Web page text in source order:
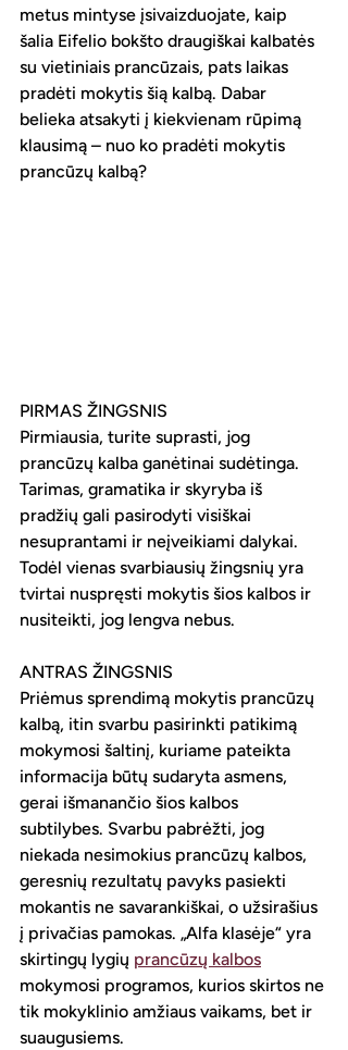
metus mintyse įsivaizduojate, kaip
šalia Eifelio bokšto draugiškai kalbatės
su vietiniais prancūzais, pats laikas
pradėti mokytis šią kalbą. Dabar
belieka atsakyti į kiekvienam rūpimą
klausimą – nuo ko pradėti mokytis
prancūzų kalbą?
PIRMAS ŽINGSNIS
Pirmiausia, turite suprasti, jog
prancūzų kalba ganėtinai sudėtinga.
Tarimas, gramatika ir skyryba iš
pradžių gali pasirodyti visiškai
nesuprantami ir neįveikiami dalykai.
Todėl vienas svarbiausių žingsnių yra
tvirtai nuspręsti mokytis šios kalbos ir
nusiteikti, jog lengva nebus.
ANTRAS ŽINGSNIS
Priėmus sprendimą mokytis prancūzų
kalbą, itin svarbu pasirinkti patikimą
mokymosi šaltinį, kuriame pateikta
informacija būtų sudaryta asmens,
gerai išmanančio šios kalbos
subtilybes. Svarbu pabrėžti, jog
niekada nesimokius prancūzų kalbos,
geresnių rezultatų pavyks pasiekti
mokantis ne savarankiškai, o užsirašius
į privačias pamokas. „Alfa klasėje“ yra
skirtingų lygių prancūzų kalbos
mokymosi programos, kurios skirtos ne
tik mokyklinio amžiaus vaikams, bet ir
suaugusiems.